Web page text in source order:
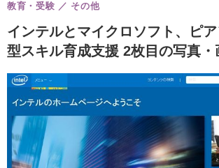
インテルとマイクロソフト、ピ
型スキル育成支援 2枚目の写真・
教育・受験 その他